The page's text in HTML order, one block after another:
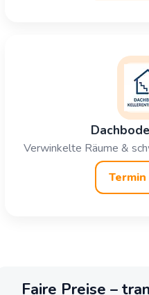
Verwinkelte Räume &
Faire Preise –